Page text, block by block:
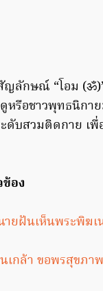
ญลักษณ์ “โอม
หรือชาวพุทธนิกา
ดับสวมติดกาย เพื่
อง
ายฝันเห็นพระพิฆเ
เกล้า ขอพรสุขภา